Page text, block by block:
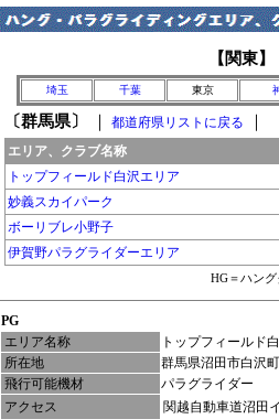
【関東】
埼玉 千葉 東京
〔群馬県〕 都道府県リストに戻る
エリア、クラブ名称
トップフィールド白沢エリア
妙義スカイパーク
ボーリブレ小野子
伊賀野パラグライダーエリア
HG＝ハン
PG
エリア名称
トップフィールド
所在地
群馬県沼田市白沢
飛行可能機材
パラグライダー
アクセス
関越自動車道沼田